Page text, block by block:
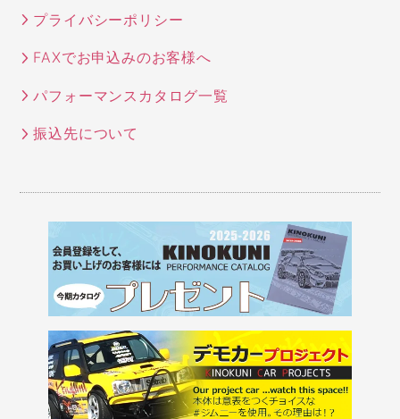
プライバシーポリシー
FAXでお申込みのお客様へ
パフォーマンスカタログ一覧
振込先について